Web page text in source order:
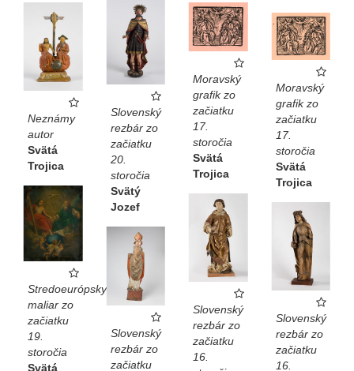
Slovenský
rezbár zo
začiatku
20.
storočia
Svätý
Jozef
Neznámy
autor
Svätá
Trojica
Moravský
grafik zo
začiatku
17.
storočia
Svätá
Trojica
Moravský
grafik zo
začiatku
17.
storočia
Svätá
Trojica
Stredoeurópsky
maliar zo
začiatku
19.
storočia
Svätá
Slovenský
rezbár zo
začiatku
16.
Slovenský
rezbár zo
začiatku
16.
Slovenský
rezbár zo
začiatku